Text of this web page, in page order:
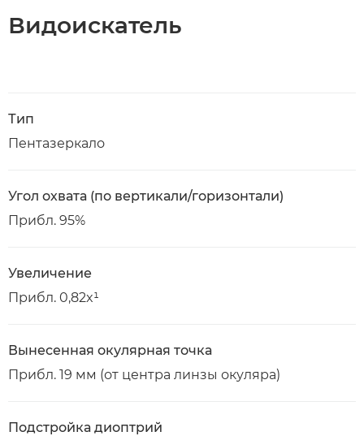
Видоискатель
Тип
Пентазеркало
Угол охвата (по вертикали/горизонтали)
Прибл. 95%
Увеличение
Прибл. 0,82x¹
Вынесенная окулярная точка
Прибл. 19 мм (от центра линзы окуляра)
Подстройка диоптрий